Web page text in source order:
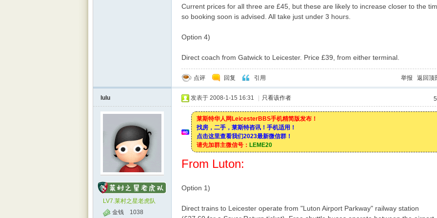
Current prices for all three are £45, but these are likely to increase closer to the
so booking soon is advised. All take just under 3 hours.
Option 4)
Direct coach from Gatwick to Leicester. Price £39, from either terminal.
点评 回复 引用 举报 返回顶
lulu
LV7.莱村之星老虎队
金钱
1038
5
发表于 2008-1-15 16:31 只看该作者
莱斯特华人网LeicesterBBS手机精简版发布！
找房，二手，莱斯特咨讯！手机适用！
点击这里查看我们2023最新微信群！
请先加群主微信号： LEME20
From Luton:
Option 1)
Direct trains to Leicester operate from "Luton Airport Parkway" railway station